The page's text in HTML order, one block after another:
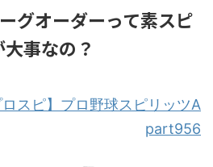
グオーダーって素スピ
事なの？
ロスピ】プロ野球スピリッツA
part956